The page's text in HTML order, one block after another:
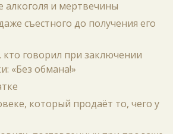
алкоголя и мертвечины
съестного до получения его
кто говорил при заключении
«Без обмана!»
который продаёт то, чего у